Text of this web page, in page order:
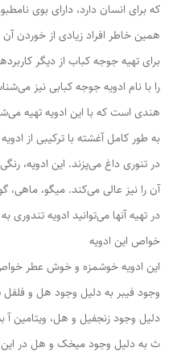
که برای انسان دارد، دارای بوی
همین خاطر افراد زیادی از خوردن آن
برای تهیه جوجه کباب از دیگر
را با نام ادویه جوجه کبابی نیز
هندی است که با این ادویه تهیه
به طور کامل آغشته با ترکیبی از
در تنوری داغ می‌پزند. این ادویه،
آن را نیز عالی می‌کند. میگو،
در تهیه آنها می‌توانید ادویه تندوری
خواص این ادویه
این ادویه خوشمزه و خوش عطر خواص
وجود فیبر به دلیل وجود هل و
دلیل وجود زنجفیل و هل، ویتامین آ
ث به دلیل وجود میخک و هل در این